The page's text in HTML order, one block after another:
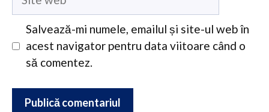
Salvează-mi numele, emailul și site-ul web în
acest navigator pentru data viitoare când o
să comentez.